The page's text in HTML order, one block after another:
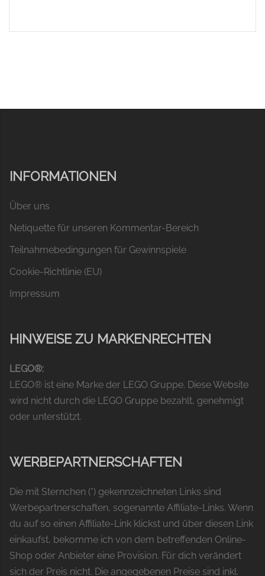
INFORMATIONEN
Über uns
Netiquette für unseren Kommentar-Bereich
Teilnahmebedingungen für Gewinnspiele
Cookie-Richtlinie (EU)
Impressum
HINWEISE ZU MARKENRECHTEN
LEGO®:
LEGO® ist eine Marke der LEGO Gruppe. Diese Website
wird nicht durch die LEGO Gruppe bezahlt, genehmigt
oder unterstützt.
WERBEPARTNERSCHAFTEN
Die mit Sternchen (*) gekennzeichneten Links sind
Werbepartnerschaften, sogenannte Affiliate-Links. Wenn
du auf so einen Affiliate-Link klickst und über diesen Link
einkaufst, bekomme ich von dem betreffenden Online-
Shop oder Anbieter eine Provision. Für dich verändert
sich der Preis nicht. Die angegebenen Preise sind inkl.